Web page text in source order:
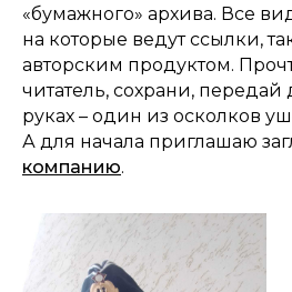
«бумажного» архива. Все
на которые ведут ссылки,
авторским продуктом.
читатель, сохрани, передай
руках – один из осколков
А для начала приглашаю
компанию.